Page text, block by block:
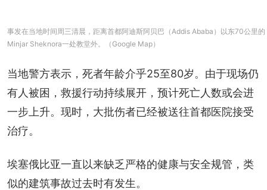
事发在当地时间周三清晨，距离首都阿迪斯阿贝巴（Addis Ababa）以东70公里的
Minjar Sheknora一处教堂外。（Google Map）
当地警方表示，死者年龄介乎25至80岁。由于现场仍
有人被困，救援行动持续展开，预计死亡人数或会进
一步上升。现时，大批伤者已经被送往首都医院接受
治疗。
埃塞俄比亚一直以来缺乏严格的健康与安全规管，类
似的建筑事故过去时有发生。